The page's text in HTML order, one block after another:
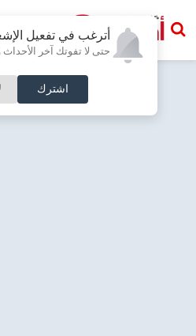
أترغب في تفعيل
حتى لا تفوتك آخر الأحداث
اشترك